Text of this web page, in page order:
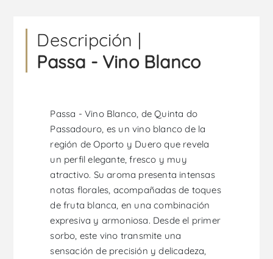
Descripción |
Passa - Vino Blanco
Passa - Vino Blanco, de Quinta do
Passadouro, es un vino blanco de la
región de Oporto y Duero que revela
un perfil elegante, fresco y muy
atractivo. Su aroma presenta intensas
notas florales, acompañadas de toques
de fruta blanca, en una combinación
expresiva y armoniosa. Desde el primer
sorbo, este vino transmite una
sensación de precisión y delicadeza,